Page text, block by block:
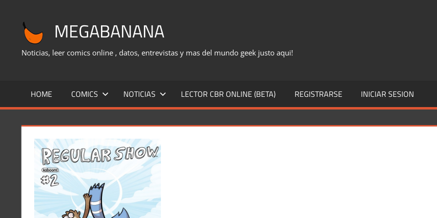
contenido
MEGABANANA
Noticias, leer comics online , datos, entrevistas y mas del mundo geek justo aqui!
HOME COMICS NOTICIAS LECTOR CBR ONLINE (BETA) REGISTRARSE INICIAR SESION